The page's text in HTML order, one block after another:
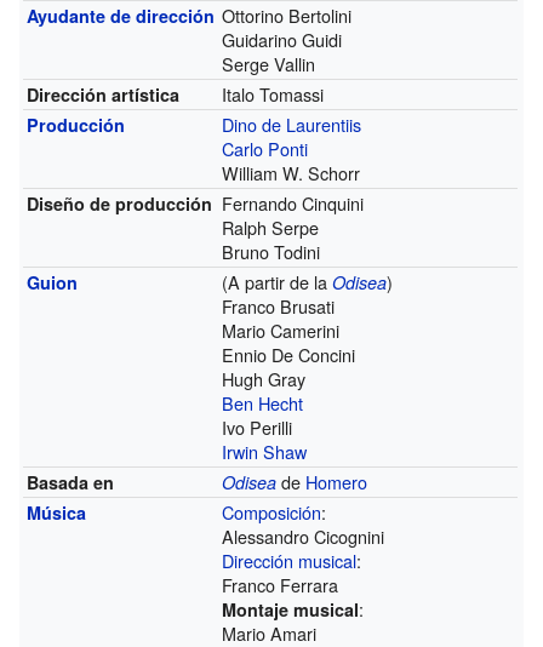
Ayudante de dirección Ottorino Bertolini
Guidarino Guidi
Serge Vallin
Dirección artística Italo Tomassi
Producción
Dino de Laurentiis
Carlo Ponti
William W. Schorr
Diseño de producción Fernando Cinquini
Ralph Serpe
Bruno Todini
Guion (A partir de laOdisea)
Franco Brusati
Mario Camerini
Ennio De Concini
Hugh Gray
Ben Hecht
Ivo Perilli
Irwin Shaw
Basada en Odisea de Homero
Música Composición:
Alessandro Cicognini
Dirección musical:
Franco Ferrara
Montaje musical:
Mario Amari